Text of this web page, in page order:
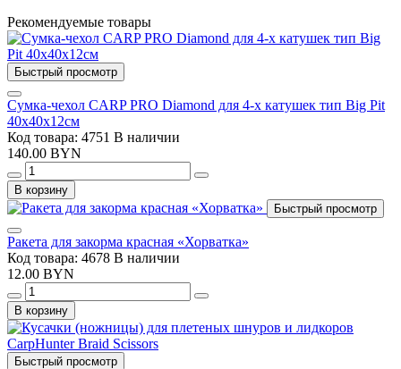
Рекомендуемые товары
Быстрый просмотр
Сумка-чехол CARP PRO Diamond для 4-х катушек тип Big Pit
40х40х12см
Код товара: 4751 В наличии
140.00 BYN
В корзину
Быстрый просмотр
Ракета для закорма красная «Хорватка»
Код товара: 4678 В наличии
12.00 BYN
В корзину
Быстрый просмотр